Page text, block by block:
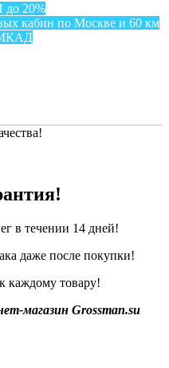
20%
кабин по Москве и 60 км
в течении 14 дней!
даже после покупки!
каждому товару!
магазин Grossman.su